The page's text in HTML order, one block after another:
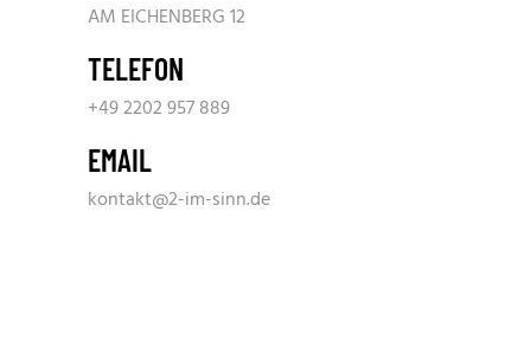
AM EICHENBERG 12
TELEFON
+49 2202 957 889
EMAIL
kontakt@2-im-sinn.de